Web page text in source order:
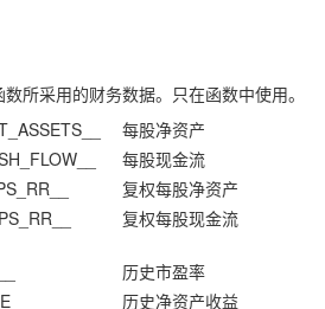
所采用的财务数据。只在函数中使用。
每股净资产
每股现金流
复权每股净资产
复权每股现金流
历史市盈率
历史净资产收益